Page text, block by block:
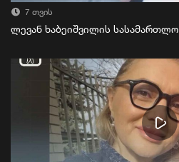
7 თვის
ლევან ხაბეიშვილის სასამართლო